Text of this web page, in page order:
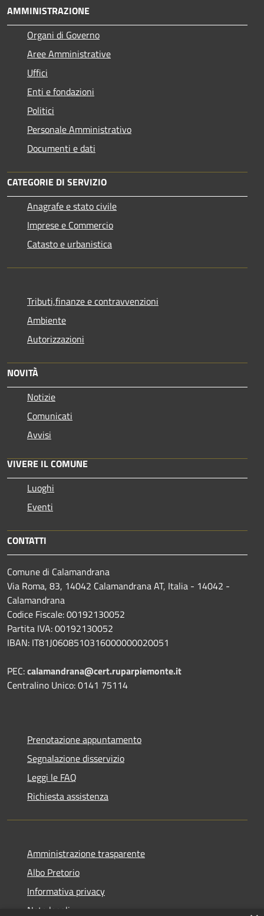
AMMINISTRAZIONE
Organi di Governo
Aree Amministrative
Uffici
Enti e fondazioni
Politici
Personale Amministrativo
Documenti e dati
CATEGORIE DI SERVIZIO
Anagrafe e stato civile
Imprese e Commercio
Catasto e urbanistica
Tributi,finanze e contravvenzioni
Ambiente
Autorizzazioni
NOVITÀ
Notizie
Comunicati
Avvisi
VIVERE IL COMUNE
Luoghi
Eventi
CONTATTI
Comune di Calamandrana
Via Roma, 83, 14042 Calamandrana AT, Italia - 14042 -
Calamandrana
Codice Fiscale: 00192130052
Partita IVA: 00192130052
IBAN: IT81J0608510316000000020051
PEC:calamandrana@cert.ruparpiemonte.it
Centralino Unico: 0141 75114
Prenotazione appuntamento
Segnalazione disservizio
Leggi le FAQ
Richiesta assistenza
Amministrazione trasparente
Albo Pretorio
Informativa privacy
Note legali